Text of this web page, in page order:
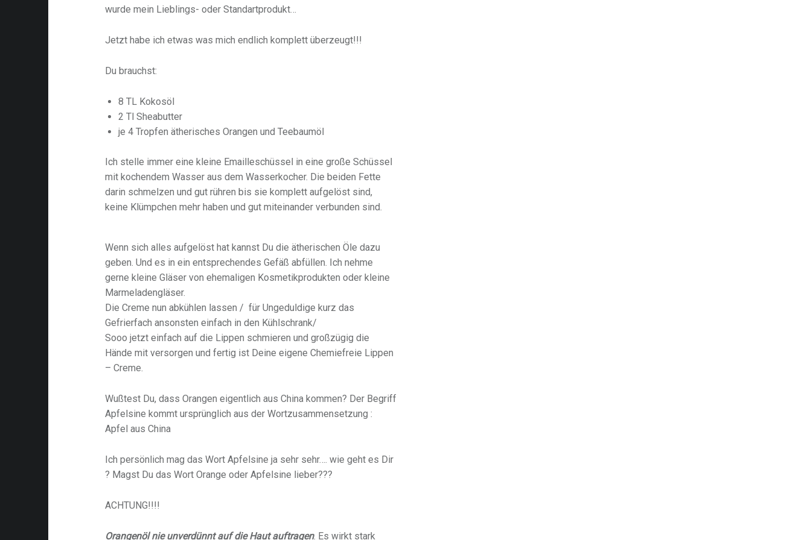
wurde mein Lieblings- oder Standartprodukt…
Jetzt habe ich etwas was mich endlich komplett überzeugt!!!
Du brauchst:
8 TL Kokosöl
2 Tl Sheabutter
je 4 Tropfen ätherisches Orangen und Teebaumöl
Ich stelle immer eine kleine Emailleschüssel in eine große Schüssel
mit kochendem Wasser aus dem Wasserkocher. Die beiden Fette
darin schmelzen und gut rühren bis sie komplett aufgelöst sind,
keine Klümpchen mehr haben und gut miteinander verbunden sind.
Wenn sich alles aufgelöst hat kannst Du die ätherischen Öle dazu
geben. Und es in ein entsprechendes Gefäß abfüllen. Ich nehme
gerne kleine Gläser von ehemaligen Kosmetikprodukten oder kleine
Marmeladengläser.
Die Creme nun abkühlen lassen / für Ungeduldige kurz das
Gefrierfach ansonsten einfach in den Kühlschrank/
Sooo jetzt einfach auf die Lippen schmieren und großzügig die
Hände mit versorgen und fertig ist Deine eigene Chemiefreie Lippen
– Creme.
Wußtest Du, dass Orangen eigentlich aus China kommen? Der Begriff
Apfelsine kommt ursprünglich aus der Wortzusammensetzung :
Apfel aus China
Ich persönlich mag das Wort Apfelsine ja sehr sehr…. wie geht es Dir
? Magst Du das Wort Orange oder Apfelsine lieber???
ACHTUNG!!!!
Orangenöl nie unverdünnt auf die Haut auftragen. Es wirkt stark